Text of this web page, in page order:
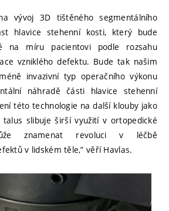
vývoj 3D tištěného segmentálního
hlavice stehenní kosti, který bude
na míru pacientovi podle rozsahu
vzniklého defektu. Bude tak našim
invazivní typ operačního výkonu
náhradě části hlavice stehenní
této technologie na další klouby jako
slibuje širší využití v ortopedické
znamenat revoluci v léčbě
v lidském těle,” věří Havlas.